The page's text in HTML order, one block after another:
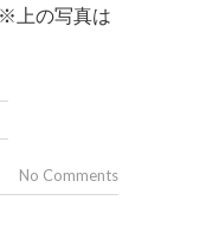
上の写真は
No Comments